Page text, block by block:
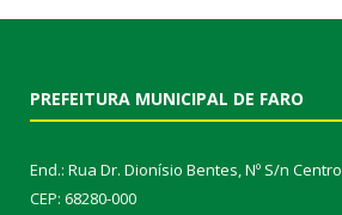
PREFEITURA MUNICIPAL DE FARO
End.: Rua Dr. Dionísio Bentes, Nº S/n Centro
CEP: 68280-000